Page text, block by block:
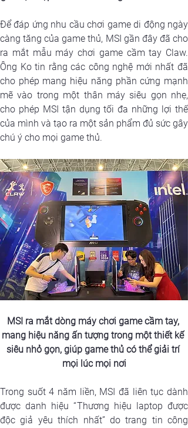
Để đáp ứng nhu cầu chơi game di động ngày
càng tăng của game thủ, MSI gần đây đã cho
ra mắt mẫu máy chơi game cầm tay Claw.
Ông Ko tin rằng các công nghệ mới nhất đã
cho phép mang hiệu năng phần cứng mạnh
mẽ vào trong một thân máy siêu gọn nhẹ,
cho phép MSI tận dụng tối đa những lợi thế
của mình và tạo ra một sản phẩm đủ sức gây
chú ý cho mọi game thủ.
MSI ra mắt dòng máy chơi game cầm tay,
mang hiệu năng ấn tượng trong một thiết kế
siêu nhỏ gọn, giúp game thủ có thể giải trí
mọi lúc mọi nơi
Trong suốt 4 năm liền, MSI đã liên tục dành
được danh hiệu “Thương hiệu laptop được
độc giả yêu thích nhất” do trang tin công